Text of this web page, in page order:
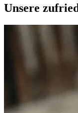
Unsere